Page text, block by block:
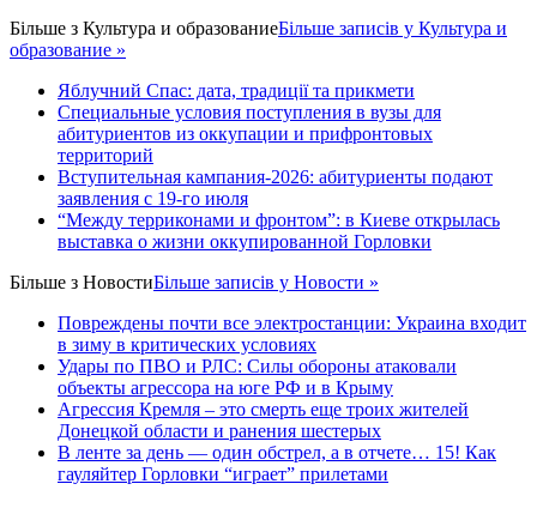
Більше з Культура и образованиеБільше записів у Культура и
образование »
Яблучний Спас: дата, традиції та прикмети
Специальные условия поступления в вузы для
абитуриентов из оккупации и прифронтовых
территорий
Вступительная кампания-2026: абитуриенты подают
заявления с 19-го июля
“Между терриконами и фронтом”: в Киеве открылась
выставка о жизни оккупированной Горловки
Більше з НовостиБільше записів у Новости »
Повреждены почти все электростанции: Украина входит
в зиму в критических условиях
Удары по ПВО и РЛС: Силы обороны атаковали
объекты агрессора на юге РФ и в Крыму
Агрессия Кремля – это смерть еще троих жителей
Донецкой области и ранения шестерых
В ленте за день — один обстрел, а в отчете… 15! Как
гауляйтер Горловки “играет” прилетами